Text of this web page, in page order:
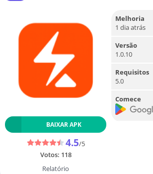
BAIXAR APK
4.5/5
Votos: 118
Relatório
Melhoria
1 dia atrás
Versão
1.0.10
Requisitos
5.0
Comece